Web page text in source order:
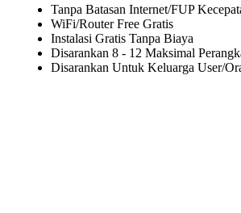
Tanpa Batasan Internet/FUP
WiFi/Router Free Gratis
Instalasi Gratis Tanpa Biaya
Disarankan 8 - 12 Maksimal
Disarankan Untuk Keluarga User/